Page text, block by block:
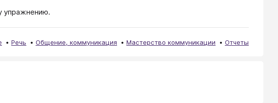
упражнению.
Речь Общение, коммуникация Мастерство коммуникации Отчеты